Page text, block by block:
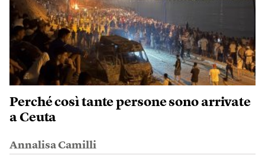
Perché così tante persone sono arrivate
a Ceuta
Annalisa Camilli